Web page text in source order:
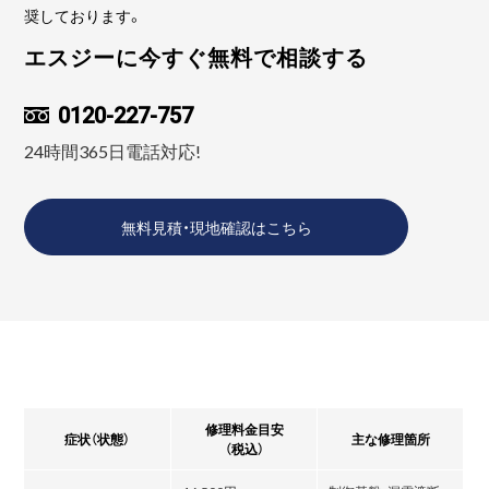
奨しております。
エスジーに今すぐ無料で相談する
0120-227-757
24時間365日電話対応!
無料見積・現地確認はこちら
症状（状態）
修理料金目安
（税込）
主な修理箇所